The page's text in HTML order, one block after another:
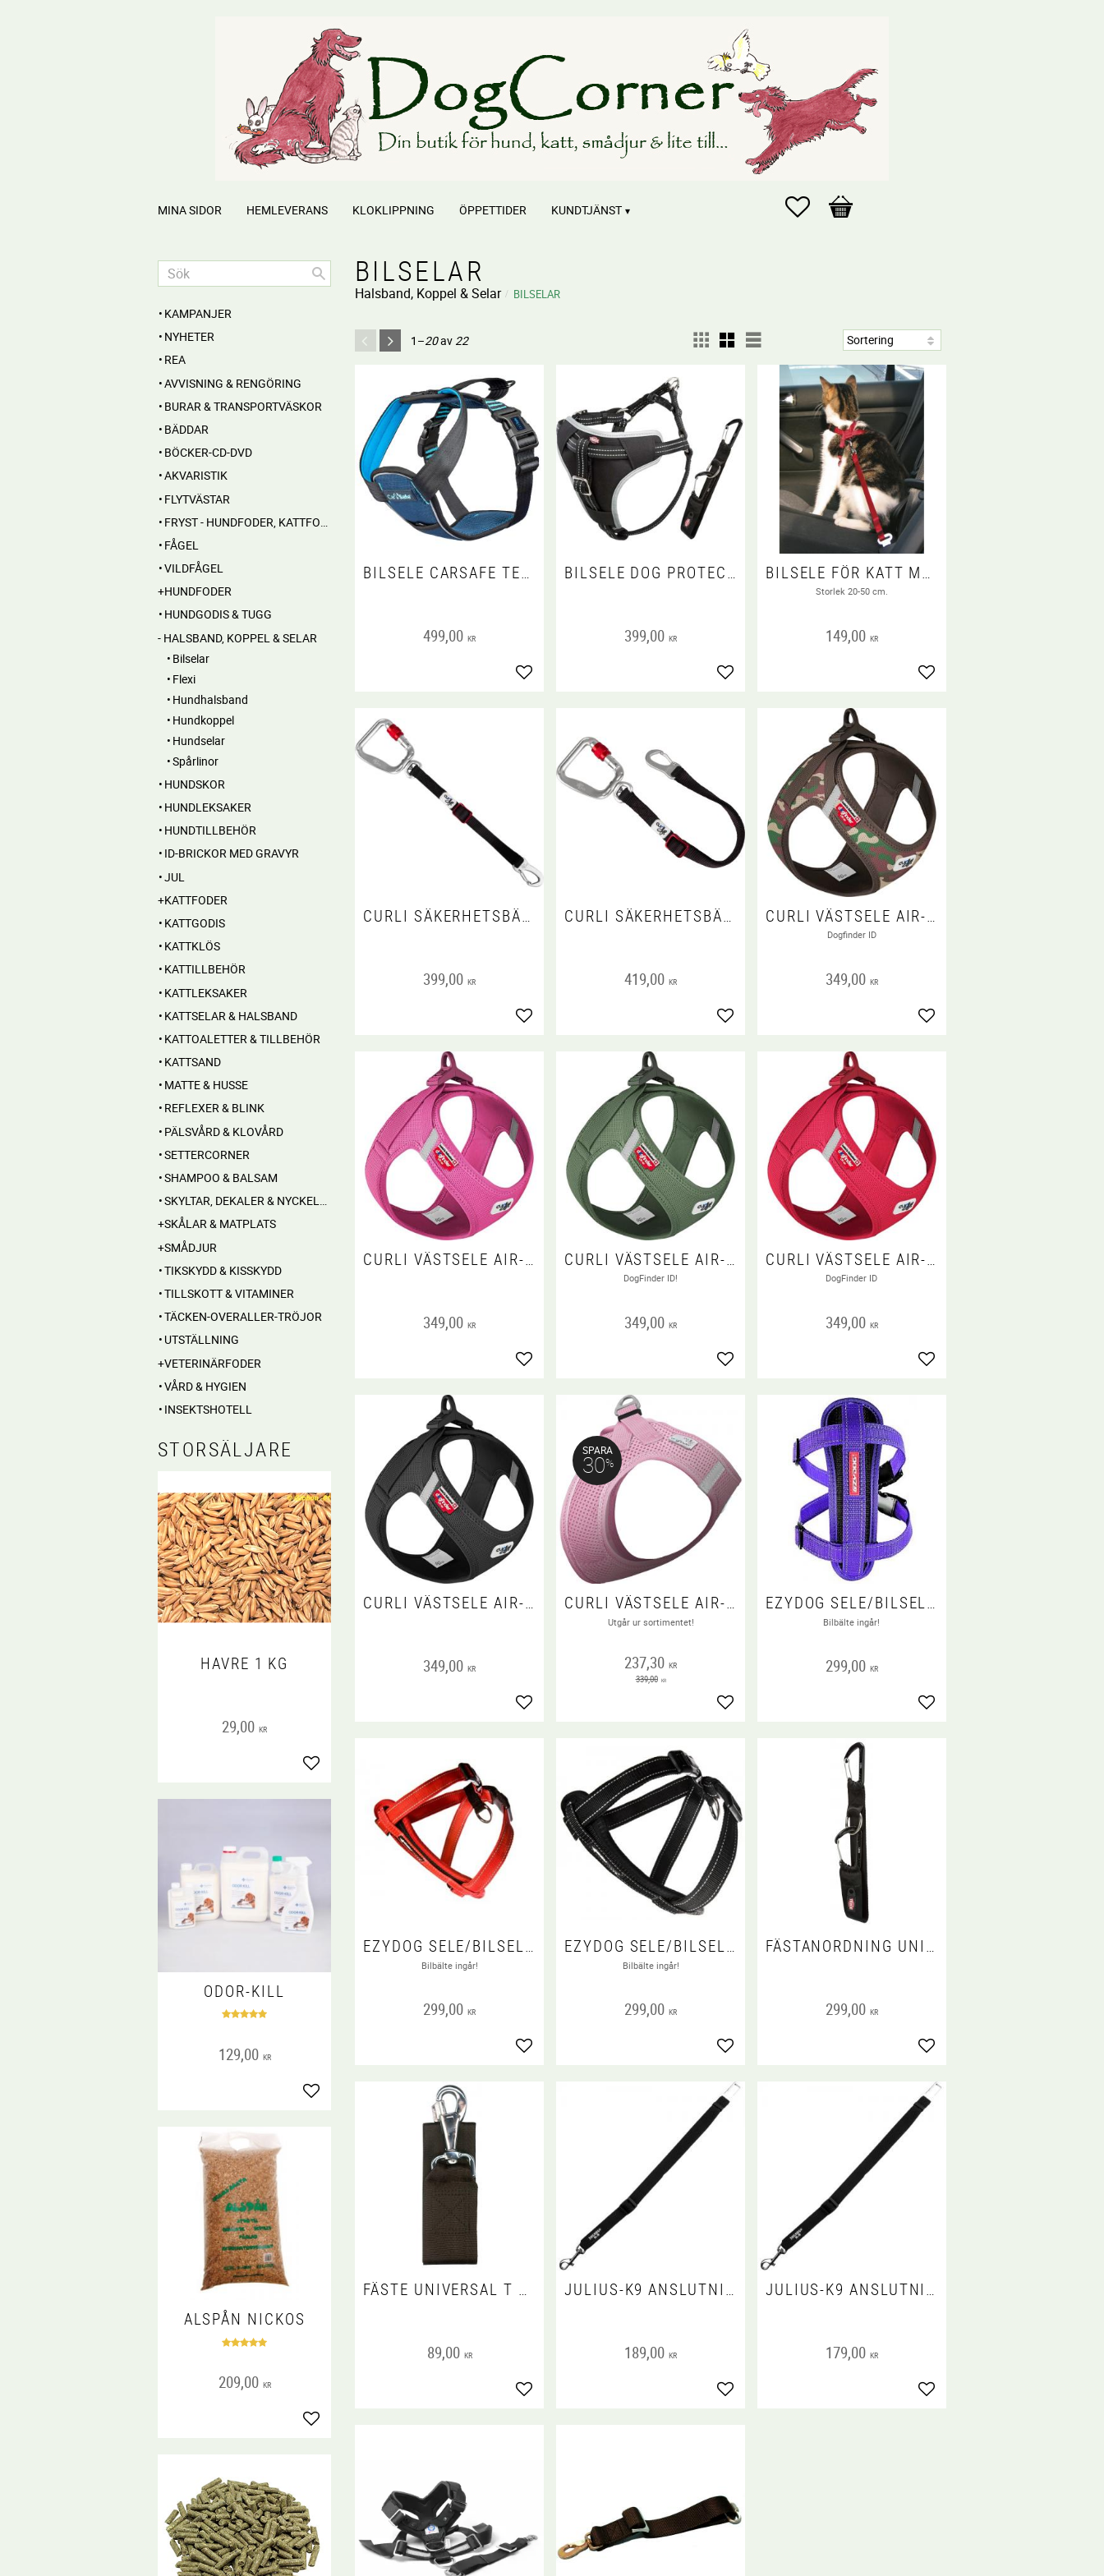
Favoriter
Kundvagn
MINA SIDOR HEMLEVERANS KLOKLIPPNING ÖPPETTIDER KUNDTJÄNST
BILSELAR
Halsband, Koppel & Selar BILSELAR
1–20av 22
BILSELE CARSAFE TESTED
499,00 KR
Lägg till i favoriter
BILSELE DOG PROTECT, SVART (NY KARBIN)
399,00 KR
Lägg till i favoriter
BILSELE FÖR KATT MED FÄSTE
Storlek 20-50 cm.
149,00 KR
Lägg till i favoriter
CURLI SÄKERHETSBÄLTE T BIL 30 CM V2S
399,00 KR
Lägg till i favoriter
CURLI SÄKERHETSBÄLTE T BIL 60 CM V2L
419,00 KR
Lägg till i favoriter
CURLI VÄSTSELE AIR-MESH CLASP CAMO
Dogfinder ID
349,00 KR
Lägg till i favoriter
CURLI VÄSTSELE AIR-MESH CLASP FUCHSIA
349,00 KR
Lägg till i favoriter
CURLI VÄSTSELE AIR-MESH CLASP MOSSGRÖN
DogFinder ID!
349,00 KR
Lägg till i favoriter
CURLI VÄSTSELE AIR-MESH CLASP RÖD
DogFinder ID
349,00 KR
Lägg till i favoriter
CURLI VÄSTSELE AIR-MESH CLASP SVART
349,00 KR
Lägg till i favoriter
CURLI VÄSTSELE AIR-MESH PINK
Utgår ur sortimentet!
237,30 KR
339,00 KR
SPARA
30%
Lägg till i favoriter
EZYDOG SELE/BILSELE LILA
Bilbälte ingår!
299,00 KR
Lägg till i favoriter
EZYDOG SELE/BILSELE RÖD
Bilbälte ingår!
299,00 KR
Lägg till i favoriter
EZYDOG SELE/BILSELE SVART
Bilbälte ingår!
299,00 KR
Lägg till i favoriter
FÄSTANORDNING UNIVERSAL T BILSELE, 12KN KARBIN, 30 CM/38 MM, SVART
299,00 KR
Lägg till i favoriter
FÄSTE UNIVERSAL T BILSELE 27 CM/45 MM
89,00 KR
Lägg till i favoriter
JULIUS-K9 ANSLUTNING FÖR SÄKERHETSBÄLTE, HUND 10-25 KG
189,00 KR
Lägg till i favoriter
JULIUS-K9 ANSLUTNING FÖR SÄKERHETSBÄLTE, HUND MAX 10 KG
179,00 KR
Lägg till i favoriter
KAMPANJER
NYHETER
REA
AVVISNING & RENGÖRING
BURAR & TRANSPORTVÄSKOR
BÄDDAR
BÖCKER-CD-DVD
AKVARISTIK
FLYTVÄSTAR
FRYST - HUNDFODER, KATTFODER, FRYSTA BEN
FÅGEL
VILDFÅGEL
HUNDFODER
HUNDGODIS & TUGG
HALSBAND, KOPPEL & SELAR
Bilselar
Flexi
Hundhalsband
Hundkoppel
Hundselar
Spårlinor
HUNDSKOR
HUNDLEKSAKER
HUNDTILLBEHÖR
ID-BRICKOR MED GRAVYR
JUL
KATTFODER
KATTGODIS
KATTKLÖS
KATTILLBEHÖR
KATTLEKSAKER
KATTSELAR & HALSBAND
KATTOALETTER & TILLBEHÖR
KATTSAND
MATTE & HUSSE
REFLEXER & BLINK
PÄLSVÅRD & KLOVÅRD
SETTERCORNER
SHAMPOO & BALSAM
SKYLTAR, DEKALER & NYCKELRINGAR
SKÅLAR & MATPLATS
SMÅDJUR
TIKSKYDD & KISSKYDD
TILLSKOTT & VITAMINER
TÄCKEN-OVERALLER-TRÖJOR
UTSTÄLLNING
VETERINÄRFODER
VÅRD & HYGIEN
INSEKTSHOTELL
STORSÄLJARE
HAVRE 1 KG
29,00 KR
Lägg till i favoriter
ODOR-KILL
129,00 KR
Lägg till i favoriter
ALSPÅN NICKOS
209,00 KR
Lägg till i favoriter